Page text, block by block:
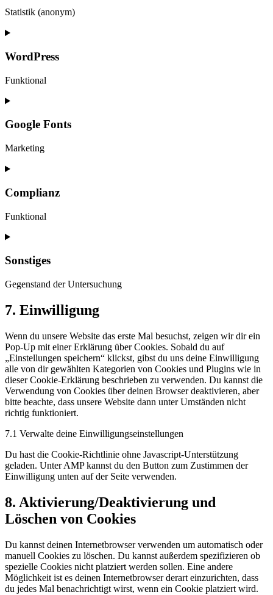
Statistik (anonym)
Consent
service
WordPress
Funktional
Consent
service
wordpress
Google Fonts
Marketing
Consent
service
google-
fonts
Complianz
Funktional
Consent
service
complianz
Sonstiges
Gegenstand der Untersuchung
Consent
to
sonstiges
7. Einwilligung
Wenn du unsere Website das erste Mal besuchst, zeigen wir dir ein
Pop-Up mit einer Erklärung über Cookies. Sobald du auf
„Einstellungen speichern“ klickst, gibst du uns deine Einwilligung
alle von dir gewählten Kategorien von Cookies und Plugins wie in
dieser Cookie-Erklärung beschrieben zu verwenden. Du kannst die
Verwendung von Cookies über deinen Browser deaktivieren, aber
bitte beachte, dass unsere Website dann unter Umständen nicht
richtig funktioniert.
7.1 Verwalte deine Einwilligungseinstellungen
Du hast die Cookie-Richtlinie ohne Javascript-Unterstützung
geladen. Unter AMP kannst du den Button zum Zustimmen der
Einwilligung unten auf der Seite verwenden.
8. Aktivierung/Deaktivierung und
Löschen von Cookies
Du kannst deinen Internetbrowser verwenden um automatisch oder
manuell Cookies zu löschen. Du kannst außerdem spezifizieren ob
spezielle Cookies nicht platziert werden sollen. Eine andere
Möglichkeit ist es deinen Internetbrowser derart einzurichten, dass
du jedes Mal benachrichtigt wirst, wenn ein Cookie platziert wird.